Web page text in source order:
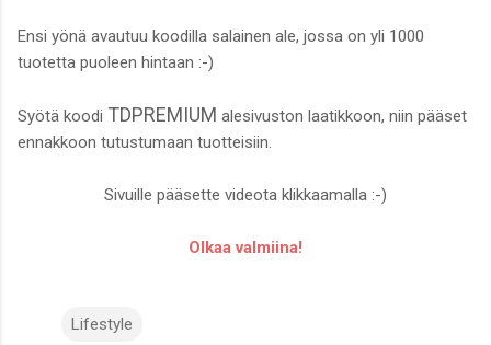
Ensi yönä avautuu koodilla salainen ale, jossa on yli 1000
tuotetta puoleen hintaan :-)
Syötä koodi TDPREMIUM alesivuston laatikkoon, niin pääset
ennakkoon tutustumaan tuotteisiin.
Sivuille pääsette videota klikkaamalla :-)
Olkaa valmiina!
Lifestyle